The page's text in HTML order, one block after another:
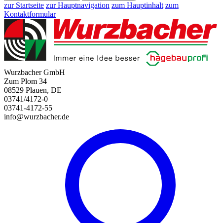
zur Startseite zur Hauptnavigation zum Hauptinhalt zum
Kontaktformular
Wurzbacher GmbH
Zum Plom 34
08529 Plauen, DE
03741/4172-0
03741-4172-55
info@wurzbacher.de